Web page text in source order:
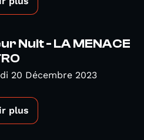
Nuit - LA MENACE
20 Décembre 2023
plus